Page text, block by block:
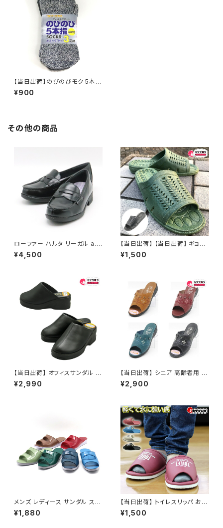
【当日出荷】のびのびモク 5本指
カカト付き3足組 アタックベース
303680 カラーはイメージで
¥900
その他の商品
ローファー ハルタ リーガル a.v.
v 300 オーソドックス デザイン
スペック ラウンドトゥ ローヒー
ィース ビジネスマン サラリーマ
ン シーン・ オフィス カジュアル
ラッピング キッズ avv300
¥4,500
【当日出荷】 【当日出荷】 ギョサ
ン 魚サン メンズ ベンサン サン
ダル パール 紳士 幅広 707 日
¥1,500
【当日出荷】 オフィスサンダル レ
ディース オフィスシューズ ビジ
ネスサンダル ビジネススリッパ
¥2,990
【当日出荷】 シニア 高齢者用 老
人 靴 レディースつっかけ サン
ダルネウシ NEUSHI 2565 人
¥2,900
メンズ レディース サンダル スリ
ッパ 上履き ナイガイ ニューモー
ド 内外 学園サンダル 定番 ナイ
¥1,880
【当日出荷】 トイレスリッパ おし
ゃれ ゆったり幅広 厚底EVA素
材 前開き 洗える トイレ用品 お
¥1,500